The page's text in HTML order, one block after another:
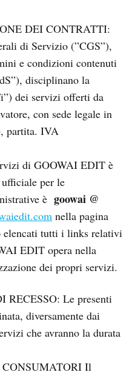
DEI CONTRATTI:
di Servizio (”CGS”),
e condizioni contenuti
disciplinano la
dei servizi offerti da
con sede legale in
partita. IVA
di GOOWAI EDIT è
per le
è goowai @
nella pagina
elencati tutti i links relativi
EDIT opera nella
dei propri servizi.
Le presenti
diversamente dai
che avranno la durata
Il